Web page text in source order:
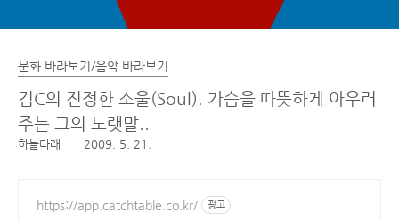
문화 바라보기/음악 바라보기
김C의 진정한 소울(Soul). 가슴을 따뜻하게 아우러
주는 그의 노랫말..
하늘다래 2009. 5. 21.
https://app.catchtable.co.kr/ 광고